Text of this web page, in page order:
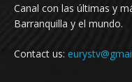
Canal con las últimas y
Barranquilla y el mundo.
Contact us: